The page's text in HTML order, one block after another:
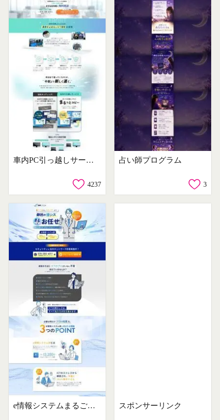
車内PC引っ越しサービス
4237
占い師プログラム
3
e情報システムまるごとお任せサービス スポンサーリンク